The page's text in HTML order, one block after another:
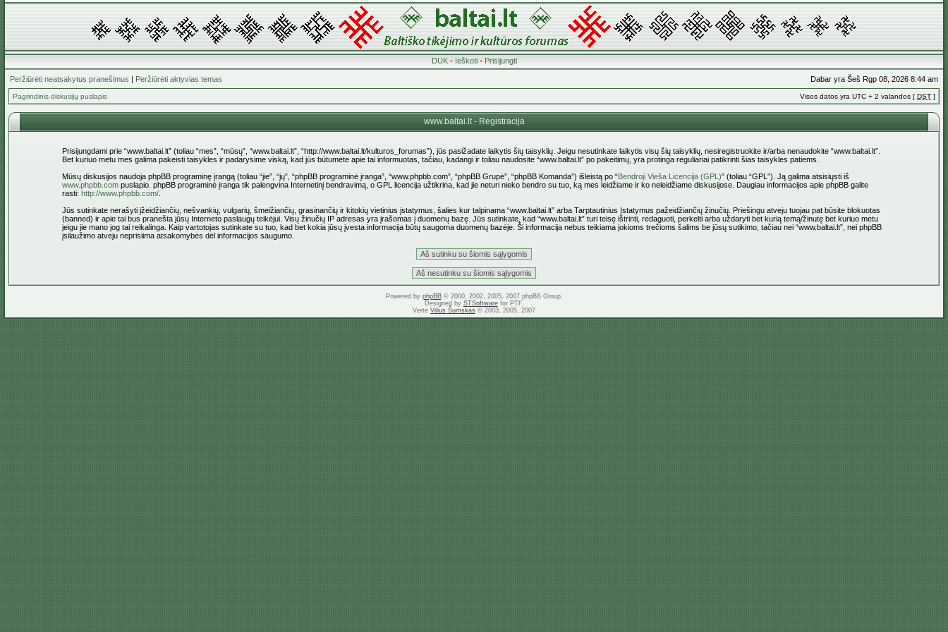
DUK• Ieškoti• Prisijungti
Peržiūrėti neatsakytus pranešimus | Peržiūrėti aktyvias temas Dabar yra Šeš Rgp 08, 2026 8:44 am
Pagrindinis diskusijų puslapis Visos datos yra UTC + 2 valandos [ DST ]
www.baltai.lt - Registracija
Prisijungdami prie “www.baltai.lt” (toliau “mes”, “mūsų”, “www.baltai.lt”, “http://www.baltai.lt/kulturos_forumas”), jūs pasižadate laikytis šių taisyklių. Jeigu nesutinkate laikytis visų šių taisyklių, nesiregistruokite ir/arba nenaudokite “www.baltai.lt”.
Bet kuriuo metu mes galima pakeisti taisykles ir padarysime viską, kad jūs būtumėte apie tai informuotas, tačiau, kadangi ir toliau naudosite “www.baltai.lt” po pakeitimų, yra protinga reguliariai patikrinti šias taisykles patiems.
Mūsų diskusijos naudoja phpBB programinę įrangą (toliau “jie”, “jų”, “phpBB programinė įranga”, “www.phpbb.com”, “phpBB Grupė”, “phpBB Komanda”) išleistą po “Bendroji Vieša Licencija (GPL)” (toliau “GPL”). Ją galima atsisiųsti iš
www.phpbb.compuslapio. phpBB programinė įranga tik palengvina Internetinį bendravimą, o GPL licencija užtikrina, kad jie neturi nieko bendro su tuo, ką mes leidžiame ir ko neleidžiame diskusijose. Daugiau informacijos apie phpBB galite
rasti: http://www.phpbb.com/.
Jūs sutinkate nerašyti įžeidžiančių, nešvankių, vulgarių, šmeižiančių, grasinančių ir kitokių vietinius įstatymus, šalies kur talpinama “www.baltai.lt” arba Tarptautinius Įstatymus pažeidžiančių žinučių. Priešingu atveju tuojau pat būsite blokuotas
(banned) ir apie tai bus pranešta jūsų Interneto paslaugų teikėjui. Visų žinučių IP adresas yra įrašomas į duomenų bazę. Jūs sutinkate, kad “www.baltai.lt” turi teisę ištrinti, redaguoti, perkelti arba uždaryti bet kurią temą/žinutę bet kuriuo metu
jeigu jie mano jog tai reikalinga. Kaip vartotojas sutinkate su tuo, kad bet kokia jūsų įvesta informacija būtų saugoma duomenų bazėje. Ši informacija nebus teikiama jokioms trečioms šalims be jūsų sutikimo, tačiau nei “www.baltai.lt”, nei phpBB
įsilaužimo atveju neprisiima atsakomybės dėl informacijos saugumo.
Powered by phpBB© 2000, 2002, 2005, 2007 phpBB Group.
Designed by STSoftwarefor PTF.
Vertė Vilius Šumskas © 2003, 2005, 2007